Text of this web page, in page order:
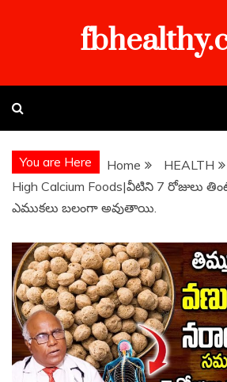
You are Here Home
HEALTH
High Calcium Foods|వీటిని 7 రోజులు
ఎముకలు బలంగా అవుతాయి.